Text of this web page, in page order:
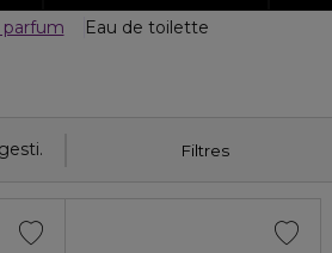
parfum Eau de toilette
Filtres